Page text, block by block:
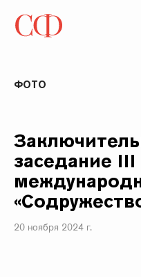
ФОТО
заседание III
20 ноября 2024 г.